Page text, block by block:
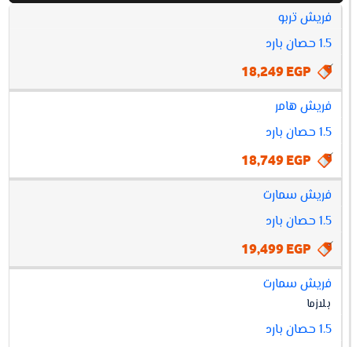
افضل
أسعار
ات
متحركه
مواصفات
فريش تربو
1.5 حصان بارد
18,249 EGP
فريش هامر
1.5 حصان بارد
18,749 EGP
فريش سمارت
1.5 حصان بارد
19,499 EGP
فريش سمارت
بلازما
1.5 حصان بارد